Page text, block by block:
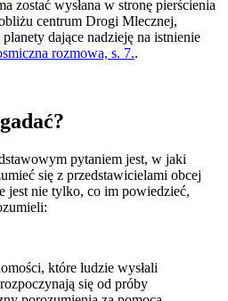
zostać wysłana w stronę pierścienia
centrum Drogi Mlecznej,
dające nadzieję na istnienie
rozmowa, s. 7..
pytaniem jest, w jaki
się z przedstawicielami obcej
jest nie tylko, co im powiedzieć,
które ludzie wysłali
się od próby